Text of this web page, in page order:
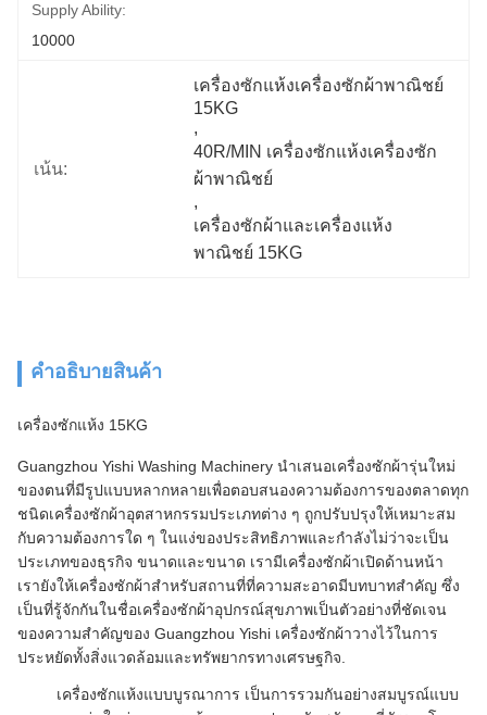
Supply Ability:
10000
เน้น:
เครื่องซักแห้งเครื่องซักผ้าพาณิชย์
15KG
,
40R/MIN เครื่องซักแห้งเครื่องซัก
ผ้าพาณิชย์
,
เครื่องซักผ้าและเครื่องแห้ง
พาณิชย์ 15KG
คําอธิบายสินค้า
เครื่องซักแห้ง 15KG
Guangzhou Yishi Washing Machinery นําเสนอเครื่องซักผ้ารุ่นใหม่
ของตนที่มีรูปแบบหลากหลายเพื่อตอบสนองความต้องการของตลาดทุก
ชนิดเครื่องซักผ้าอุตสาหกรรมประเภทต่าง ๆ ถูกปรับปรุงให้เหมาะสม
กับความต้องการใด ๆ ในแง่ของประสิทธิภาพและกําลังไม่ว่าจะเป็น
ประเภทของธุรกิจ ขนาดและขนาด เรามีเครื่องซักผ้าเปิดด้านหน้า
เรายังให้เครื่องซักผ้าสําหรับสถานที่ที่ความสะอาดมีบทบาทสําคัญ ซึ่ง
เป็นที่รู้จักกันในชื่อเครื่องซักผ้าอุปกรณ์สุขภาพเป็นตัวอย่างที่ชัดเจน
ของความสําคัญของ Guangzhou Yishi เครื่องซักผ้าวางไว้ในการ
ประหยัดทั้งสิ่งแวดล้อมและทรัพยากรทางเศรษฐกิจ.
เครื่องซักแห้งแบบบูรณาการ เป็นการรวมกันอย่างสมบูรณ์แบบ